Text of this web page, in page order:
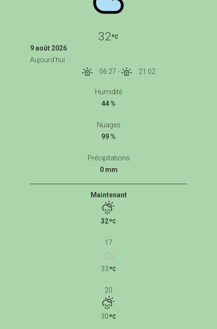
32
9 août 2026
Aujourd'hui
06:27 - 21:02
Humidité
44 %
Nuages
99 %
Précipitations
0 mm
Maintenant
32
17
33
20
30